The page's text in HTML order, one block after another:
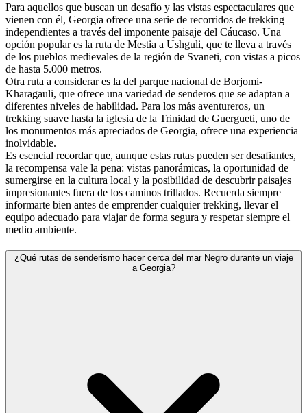
Para aquellos que buscan un desafío y las vistas espectaculares que
vienen con él, Georgia ofrece una serie de recorridos de trekking
independientes a través del imponente paisaje del Cáucaso. Una
opción popular es la ruta de Mestia a Ushguli, que te lleva a través
de los pueblos medievales de la región de Svaneti, con vistas a picos
de hasta 5.000 metros.
Otra ruta a considerar es la del parque nacional de Borjomi-
Kharagauli, que ofrece una variedad de senderos que se adaptan a
diferentes niveles de habilidad. Para los más aventureros, un
trekking suave hasta la iglesia de la Trinidad de Guergueti, uno de
los monumentos más apreciados de Georgia, ofrece una experiencia
inolvidable.
Es esencial recordar que, aunque estas rutas pueden ser desafiantes,
la recompensa vale la pena: vistas panorámicas, la oportunidad de
sumergirse en la cultura local y la posibilidad de descubrir paisajes
impresionantes fuera de los caminos trillados. Recuerda siempre
informarte bien antes de emprender cualquier trekking, llevar el
equipo adecuado para viajar de forma segura y respetar siempre el
medio ambiente.
¿Qué rutas de senderismo hacer cerca del mar Negro durante un viaje
a Georgia?